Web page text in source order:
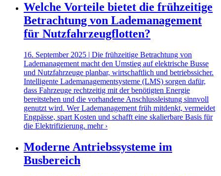
Welche Vorteile bietet die frühzeitige
Betrachtung von Lademanagement
für Nutzfahrzeugflotten?
16. September 2025 | Die frühzeitige Betrachtung von
Lademanagement macht den Umstieg auf elektrische Busse
und Nutzfahrzeuge planbar, wirtschaftlich und betriebssicher.
Intelligente Lademanagementsysteme (LMS) sorgen dafür,
dass Fahrzeuge rechtzeitig mit der benötigten Energie
bereitstehen und die vorhandene Anschlussleistung sinnvoll
genutzt wird. Wer Lademanagement früh mitdenkt, vermeidet
Engpässe, spart Kosten und schafft eine skalierbare Basis für
die Elektrifizierung. mehr ›
Moderne Antriebssysteme im
Busbereich